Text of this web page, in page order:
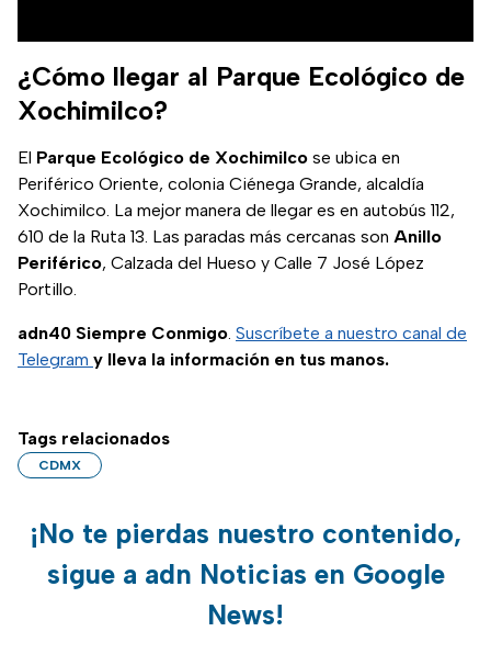
¿Cómo llegar al Parque Ecológico de
Xochimilco?
El Parque Ecológico de Xochimilco se ubica en
Periférico Oriente, colonia Ciénega Grande, alcaldía
Xochimilco. La mejor manera de llegar es en autobús 112,
610 de la Ruta 13. Las paradas más cercanas son Anillo
Periférico, Calzada del Hueso y Calle 7 José López
Portillo.
adn40 Siempre Conmigo. Suscríbete a nuestro canal de
Telegram y lleva la información en tus manos.
Tags relacionados
CDMX
¡No te pierdas nuestro contenido,
sigue a adn Noticias en Google
News!